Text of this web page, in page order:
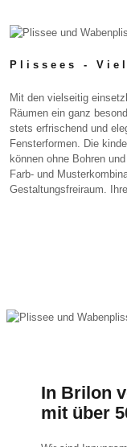
Plissees -
Mit den vielseitig
Räumen ein ganz
stets erfrischend und
Fensterformen. Die
können ohne Bohren
Farb- und
Gestaltungsfreiraum.
In Brilon
mit über